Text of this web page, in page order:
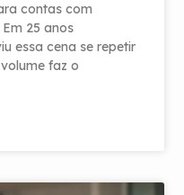
contas com
25 anos
essa cena se repetir
faz o